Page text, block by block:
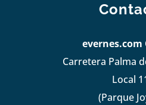
evernes.com
Carretera Palma
Local
(Parque